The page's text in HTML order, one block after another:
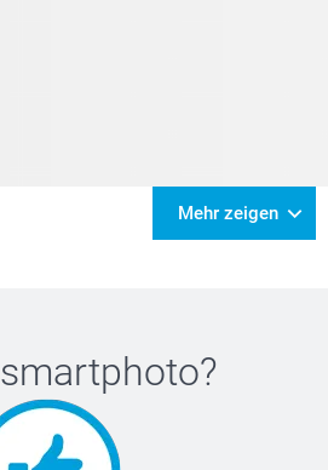
Mehr zeigen
smartphoto?